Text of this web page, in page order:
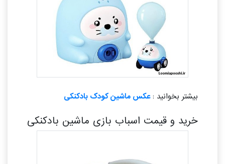
بیشتر بخوانید :عکس ماشین کودک بادکنکی
خرید و قیمت اسباب بازی ماشین بادکنکی